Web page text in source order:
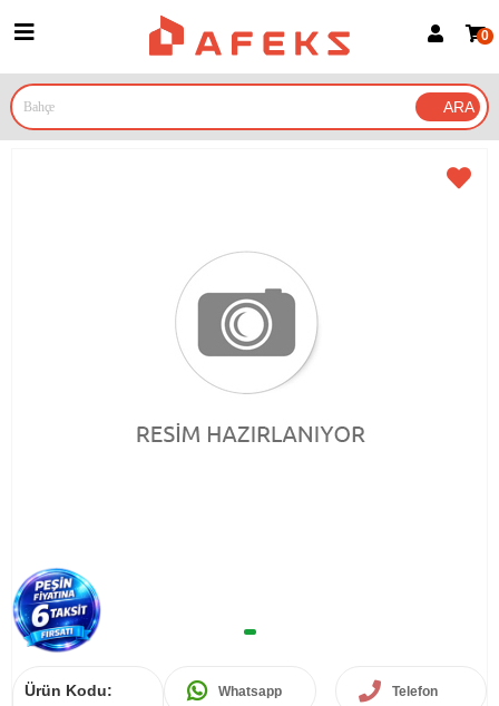
Google İle Bağlan
0
Ürün Kodu: Whatsapp Telefon